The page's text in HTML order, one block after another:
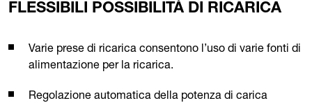
FLESSIBILI POSSIBILITÀ DI RICARICA
Varie prese di ricarica consentono l’uso di varie fonti di
alimentazione per la ricarica.
Regolazione automatica della potenza di carica